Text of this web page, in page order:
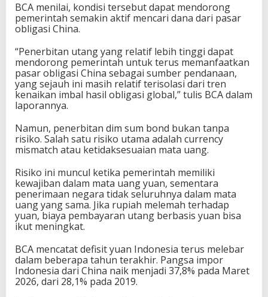
BCA menilai, kondisi tersebut dapat mendorong
pemerintah semakin aktif mencari dana dari pasar
obligasi China.
“Penerbitan utang yang relatif lebih tinggi dapat
mendorong pemerintah untuk terus memanfaatkan
pasar obligasi China sebagai sumber pendanaan,
yang sejauh ini masih relatif terisolasi dari tren
kenaikan imbal hasil obligasi global,” tulis BCA dalam
laporannya.
Namun, penerbitan dim sum bond bukan tanpa
risiko. Salah satu risiko utama adalah currency
mismatch atau ketidaksesuaian mata uang.
Risiko ini muncul ketika pemerintah memiliki
kewajiban dalam mata uang yuan, sementara
penerimaan negara tidak seluruhnya dalam mata
uang yang sama. Jika rupiah melemah terhadap
yuan, biaya pembayaran utang berbasis yuan bisa
ikut meningkat.
BCA mencatat defisit yuan Indonesia terus melebar
dalam beberapa tahun terakhir. Pangsa impor
Indonesia dari China naik menjadi 37,8% pada Maret
2026, dari 28,1% pada 2019.